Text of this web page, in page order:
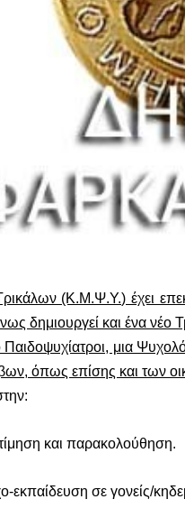
(Κ.Μ.Ψ.Υ.) έχει
δημιουργεί και ένα νέο
μια
όπως επίσης και των
και παρακολούθηση.
εκπαίδευση σε γονείς/